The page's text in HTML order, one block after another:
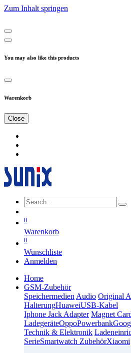
Zum Inhalt springen
You may also like this products
Warenkorb
Close
0
Warenkorb
0
Wunschliste
Anmelden
Home
GSM-Zubehör
Speichermedien Audio Original
HalterungHuaweiUSB-Kabel
Iphone Jack Adapter Magnet
LadegeräteOppoPowerbank
Technik & Elektronik
SerieSmartwatch ZubehörXiaomi